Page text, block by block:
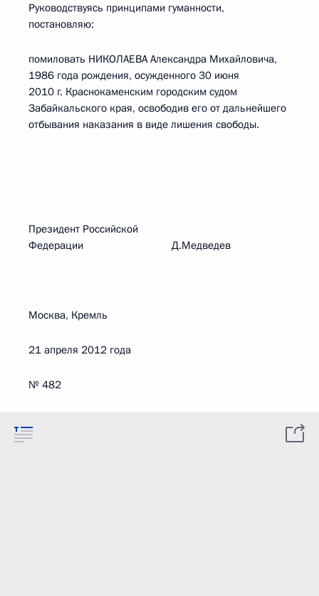
Руководствуясь принципами гуманности,
постановляю:
помиловать НИКОЛАЕВА Александра Михайловича,
1986 года рождения, осужденного 30 июня
2010 г. Краснокаменским городским судом
Забайкальского края, освободив его от дальнейшего
отбывания наказания в виде лишения свободы.
Президент Российской
Федерации Д.Медведев
Москва, Кремль
21 апреля 2012 года
№ 482